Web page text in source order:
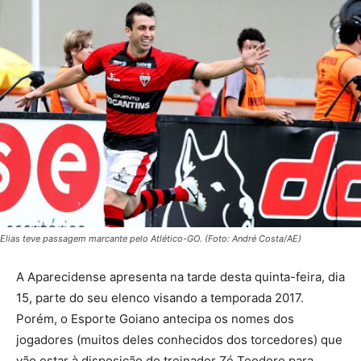
Elias teve passagem marcante pelo Atlético-GO. (Foto: André Costa/AE)
A Aparecidense apresenta na tarde desta quinta-feira, dia
15, parte do seu elenco visando a temporada 2017.
Porém, o Esporte Goiano antecipa os nomes dos
jogadores (muitos deles conhecidos dos torcedores) que